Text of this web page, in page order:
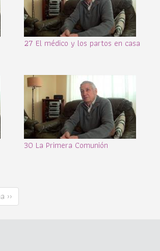
27 El médico y los partos en casa
30 La Primera Comunión
››